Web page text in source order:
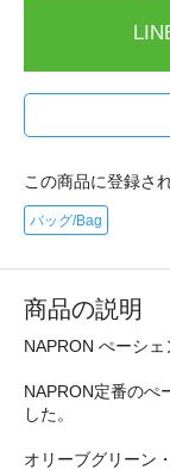
この商品に登録さ
バッグ/Bag
商品の説明
NAPRON ぺーシ
NAPRON定番のぺ
した。
オリーブグリーン